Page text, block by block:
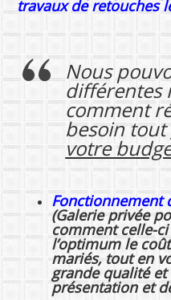
travaux de retouches
Nous
différentes
comment
besoin tout
votre
Fonctionnement
(Galerie privée
comment celle-
l’optimum le
mariés, tout en
grande qualité
présentation et